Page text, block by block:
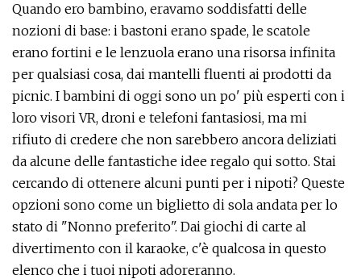
Quando ero bambino, eravamo soddisfatti delle
nozioni di base: i bastoni erano spade, le scatole
erano fortini e le lenzuola erano una risorsa infinita
per qualsiasi cosa, dai mantelli fluenti ai prodotti da
picnic. I bambini di oggi sono un po' più esperti con i
loro visori VR, droni e telefoni fantasiosi, ma mi
rifiuto di credere che non sarebbero ancora deliziati
da alcune delle fantastiche idee regalo qui sotto. Stai
cercando di ottenere alcuni punti per i nipoti? Queste
opzioni sono come un biglietto di sola andata per lo
stato di "Nonno preferito". Dai giochi di carte al
divertimento con il karaoke, c'è qualcosa in questo
elenco che i tuoi nipoti adoreranno.